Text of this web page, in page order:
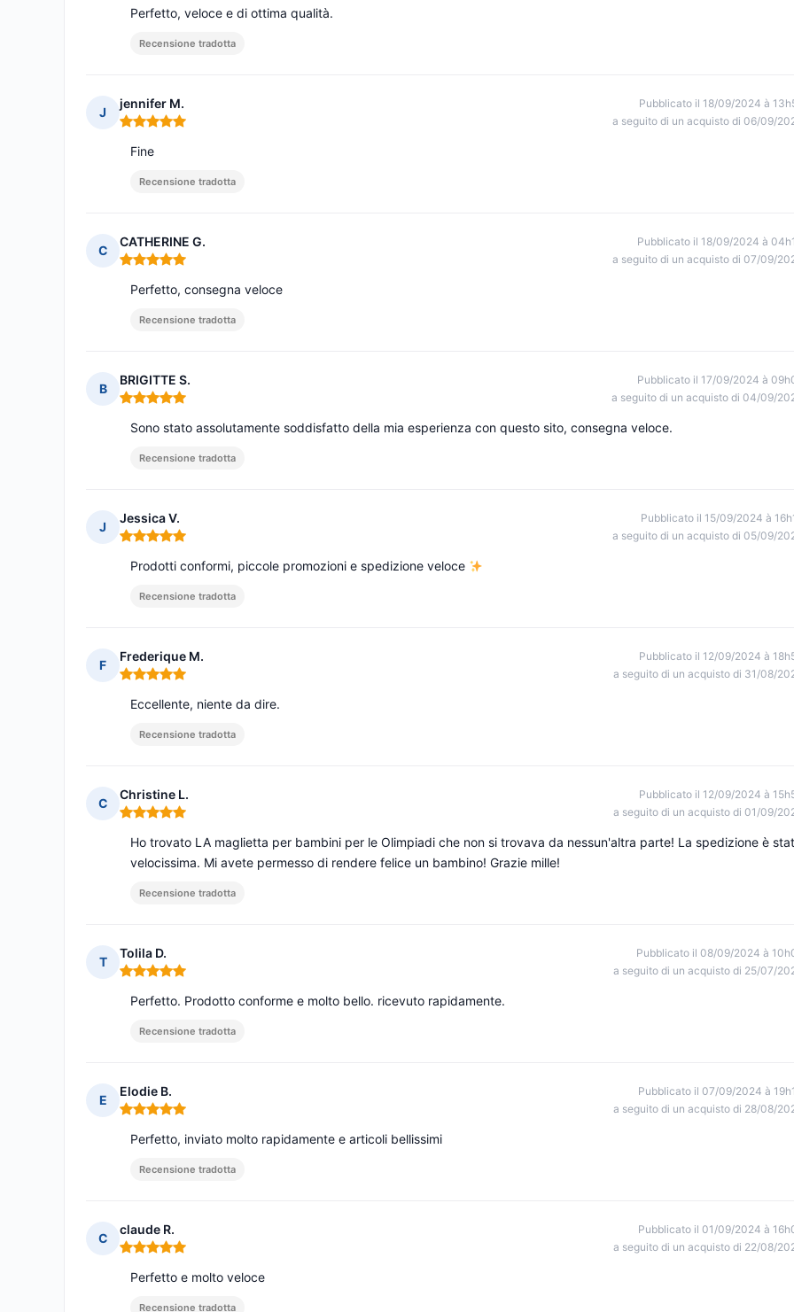
Perfetto, veloce e di ottima qualità.
Recensione tradotta
J
jennifer M.
Nota: 5 su 5
Pubblicato il 18/09/2024 à
a seguito di un acquisto di 06/09/
Fine
Recensione tradotta
C
CATHERINE G.
Nota: 5 su 5
Pubblicato il 18/09/2024 à
a seguito di un acquisto di 07/09/
Perfetto, consegna veloce
Recensione tradotta
B
BRIGITTE S.
Nota: 5 su 5
Pubblicato il 17/09/2024 à
a seguito di un acquisto di 04/09/
Sono stato assolutamente soddisfatto della mia esperienza con questo sito, consegna veloce.
Recensione tradotta
J
Jessica V.
Nota: 5 su 5
Pubblicato il 15/09/2024 à
a seguito di un acquisto di 05/09/
Prodotti conformi, piccole promozioni e spedizione veloce
Recensione tradotta
F
Frederique M.
Nota: 5 su 5
Pubblicato il 12/09/2024 à
a seguito di un acquisto di 31/08/
Eccellente, niente da dire.
Recensione tradotta
C
Christine L.
Nota: 5 su 5
Pubblicato il 12/09/2024 à
a seguito di un acquisto di 01/09/
Ho trovato LA maglietta per bambini per le Olimpiadi che non si trovava da nessun'altra parte! La spedizione è
velocissima. Mi avete permesso di rendere felice un bambino! Grazie mille!
Recensione tradotta
T
Tolila D.
Nota: 5 su 5
Pubblicato il 08/09/2024 à
a seguito di un acquisto di 25/07/
Perfetto. Prodotto conforme e molto bello. ricevuto rapidamente.
Recensione tradotta
E
Elodie B.
Nota: 5 su 5
Pubblicato il 07/09/2024 à
a seguito di un acquisto di 28/08/
Perfetto, inviato molto rapidamente e articoli bellissimi
Recensione tradotta
C
claude R.
Nota: 5 su 5
Pubblicato il 01/09/2024 à
a seguito di un acquisto di 22/08/
Perfetto e molto veloce
Recensione tradotta